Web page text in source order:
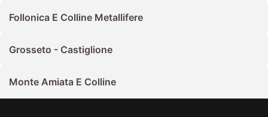
Follonica E Colline Metallifere
Grosseto - Castiglione
Monte Amiata E Colline